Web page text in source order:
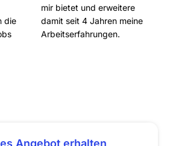
die
mir bietet und erweitere
damit seit 4 Jahren meine
Arbeitserfahrungen.
Angebot erhalten